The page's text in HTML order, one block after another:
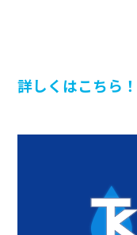
詳しくはこちら！